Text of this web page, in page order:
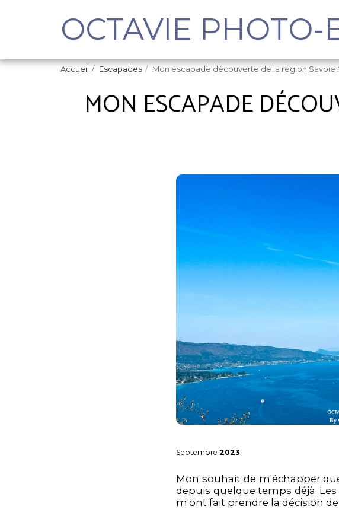
OCTAVIE PHOTO-
Accueil Escapades Mon escapade découverte de la région Savoie
MON ESCAPADE
Septembre 2023
Mon souhait de m'échapper
depuis quelque temps déjà.
m'ont fait prendre la décision